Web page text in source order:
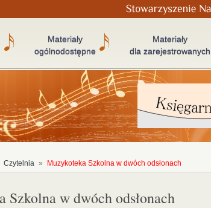
Materiały
ogólnodostępne
Materiały
dla zarejestrowanych
Czytelnia » Muzykoteka Szkolna w dwóch odsłonach
Szkolna w dwóch odsłonach